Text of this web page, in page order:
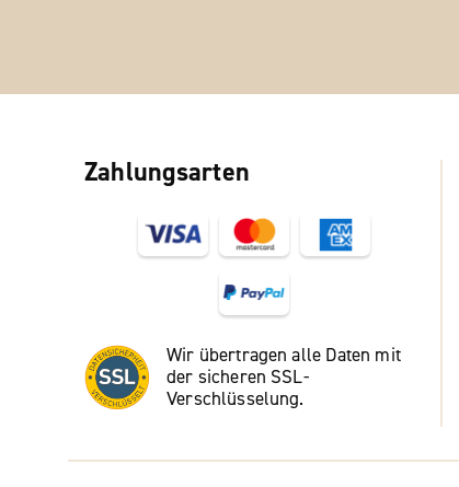
Zahlungsarten
Wir übertragen alle Daten mit
der sicheren SSL-
Verschlüsselung.